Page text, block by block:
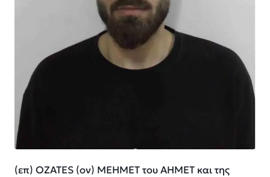
(επ) OZATES (ον) MEHMET του AHMET και της